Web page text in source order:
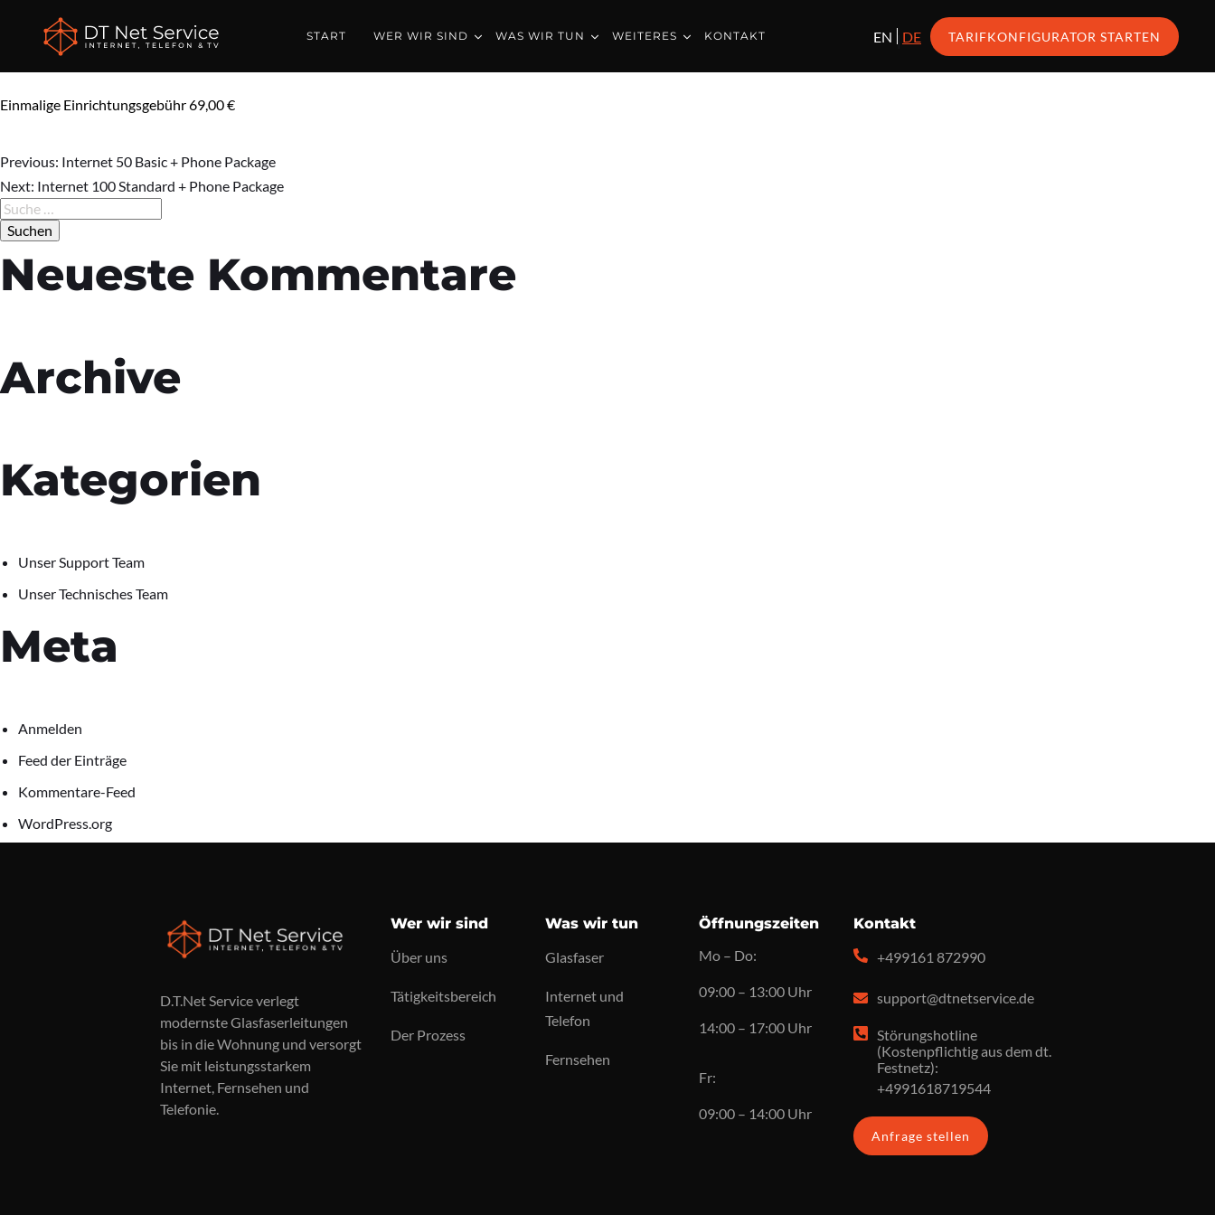
START WER WIR SIND WAS WIR TUN WEITERES KONTAKT EN DE TARIFKONFIGURATOR STARTEN
Internet 100 Standard Package
Einmalige Einrichtungsgebühr 69,00 €
Beitrags-
Navigation
Previous: Internet 50 Basic + Phone Package
Next: Internet 100 Standard + Phone Package
Suche
nach:
Neueste Kommentare
Archive
Kategorien
Unser Support Team
Unser Technisches Team
Meta
Anmelden
Feed der Einträge
Kommentare-Feed
WordPress.org
D.T.Net Service verlegt
modernste Glasfaserleitungen
bis in die Wohnung und versorgt
Sie mit leistungsstarkem
Internet, Fernsehen und
Telefonie.
Wer wir sind
Über uns
Tätigkeitsbereich
Der Prozess
Was wir tun
Glasfaser
Internet und
Telefon
Fernsehen
Öffnungszeiten
Mo – Do:
09:00 – 13:00 Uhr
14:00 – 17:00 Uhr
Fr:
09:00 – 14:00 Uhr
Kontakt
+499161 872990
support@dtnetservice.de
Störungshotline
(Kostenpflichtig aus dem dt.
Festnetz):
+4991618719544
Anfrage stellen